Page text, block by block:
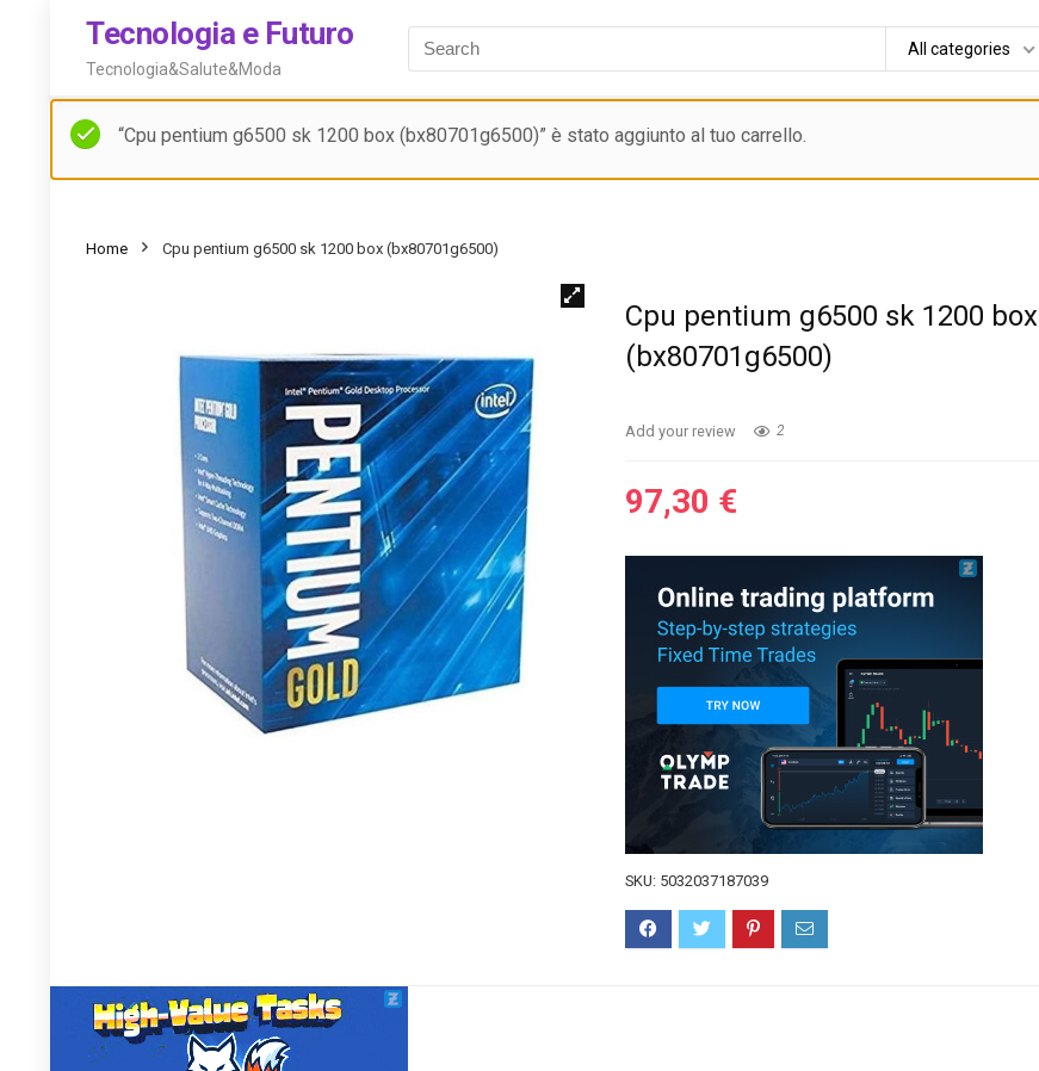
Tecnologia e Futuro
Tecnologia&Salute&Moda
All categories
“Cpu pentium g6500 sk 1200 box (bx80701g6500)” è stato aggiunto al tuo carrello.
Home Cpu pentium g6500 sk 1200 box (bx80701g6500)
Cpu pentium g6500 sk 1200 box
(bx80701g6500)
Add your review 2
97,30 €
SKU: 5032037187039